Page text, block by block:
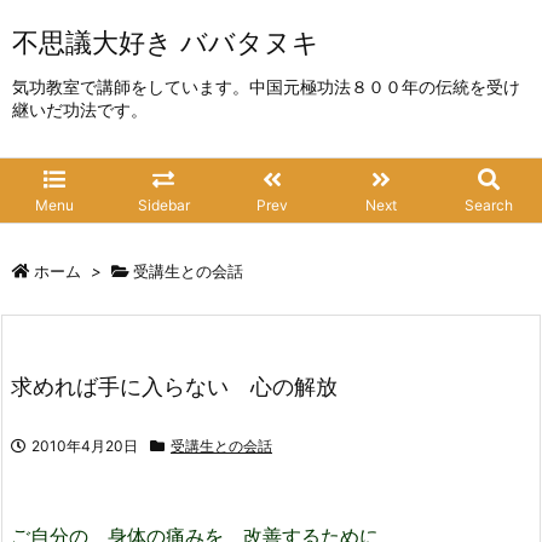
不思議大好き ババタヌキ
気功教室で講師をしています。中国元極功法８００年の伝統を受け
継いだ功法です。
Menu Sidebar Prev Next Search
ホーム > 受講生との会話
求めれば手に入らない 心の解放
2010年4月20日 受講生との会話
ご自分の 身体の痛みを 改善するために